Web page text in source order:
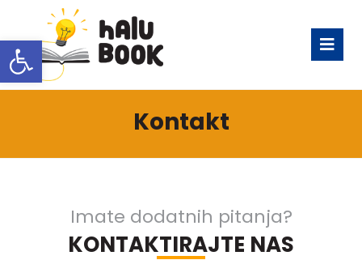
Open toolbar
Kontakt
Imate dodatnih pitanja?
KONTAKTIRAJTE NAS